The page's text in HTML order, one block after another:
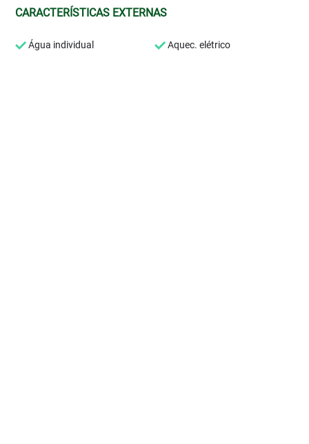
CARACTERÍSTICAS EXTERNAS
Água individual Aquec. elétrico